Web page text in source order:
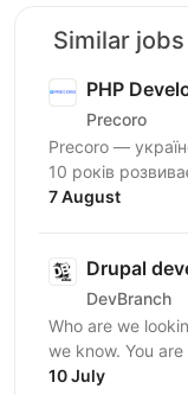
Similar jobs
PHP
Precoro
Precoro —
10 років
напрямку. Ми
7 August
Drupal
DevBranch
Who are we
we know. You
never stop
10 July